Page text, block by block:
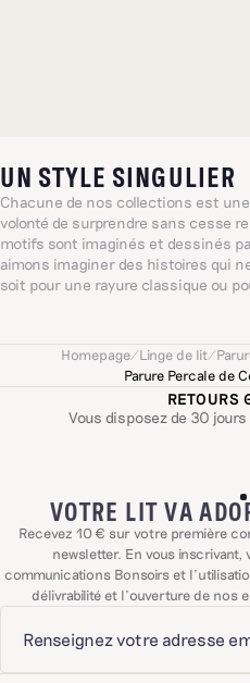
UN STYLE SINGULIER
Chacune de nos collections est
volonté de surprendre sans cesse
motifs sont imaginés et dessinés
aimons imaginer des histoires qui
soit pour une rayure classique ou
avec cœur et intuition.
Homepage/Linge de lit/
Parure Percale de
RETOURS
Vous disposez de 30
VOTRE LIT VA
Recevez 10 € sur votre première
newsletter. En vous
communications Bonsoirs et
délivrabilité et l'ouverture de nos